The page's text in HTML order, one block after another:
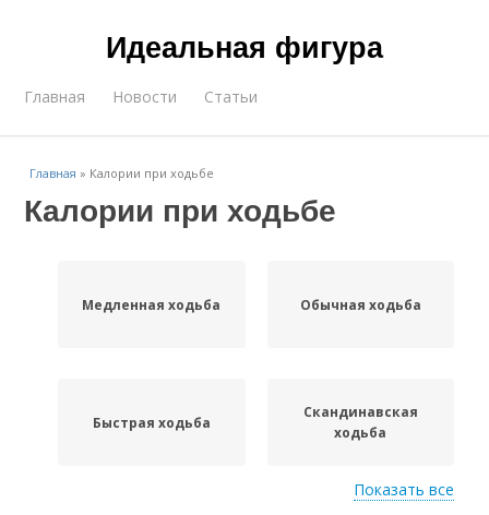
Идеальная фигура
Главная Новости Статьи
Главная » Калории при ходьбе
Калории при ходьбе
Медленная ходьба Обычная ходьба
Быстрая ходьба
Скандинавская
ходьба
Показать все